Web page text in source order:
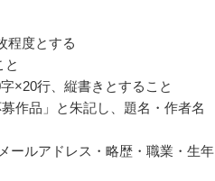
程度とする
と
×20行、縦書きとすること
作品」と朱記し、題名・作者名
ールアドレス・略歴・職業・生年